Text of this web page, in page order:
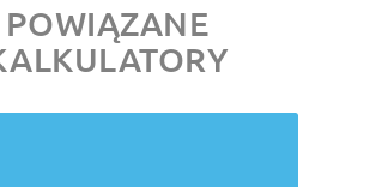
POWIĄZANE